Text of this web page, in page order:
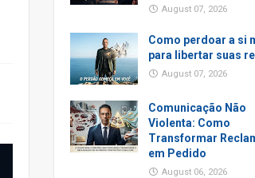
August 07, 2026
Como perdoar a si
para libertar suas
August 07, 2026
Comunicação Não
Violenta: Como
Transformar
em Pedido
August 06, 2026